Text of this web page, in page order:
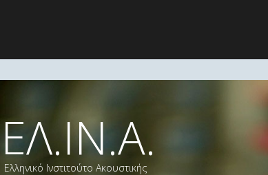
ΕΛ.ΙΝ.Α.
Ελληνικό Ινστιτούτο Ακουστικής